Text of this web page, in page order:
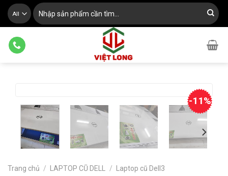
Skip
Tìm
kiếm:
-11%
Trang chủ / LAPTOP CŨ DELL / Laptop cũ Dell3